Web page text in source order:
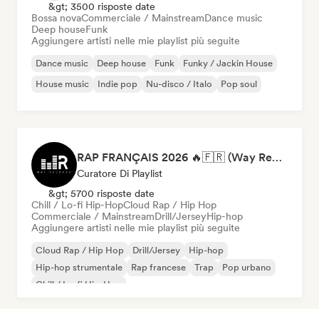
&gt; 3500 risposte date
Bossa novaCommerciale / MainstreamDance music
Deep houseFunk
Aggiungere artisti nelle mie playlist più seguite
Dance music Deep house Funk
Funky / Jackin House
House music
Indie pop Nu-disco / Italo Pop soul
RAP FRANÇAIS 2026 🔥🇫🇷 (Way Records)
Curatore Di Playlist
&gt; 5700 risposte date
Chill / Lo-fi Hip-HopCloud Rap / Hip Hop
Commerciale / MainstreamDrill/JerseyHip-hop
Aggiungere artisti nelle mie playlist più seguite
Cloud Rap / Hip Hop Drill/Jersey
Hip-hop
Hip-hop strumentale
Rap francese Trap
Pop urbano
Chill / Lo-fi Hip-Hop